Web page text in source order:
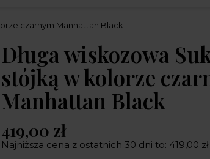
czarnym Manhattan Black
Długa wiskozowa
stójką w kolorze
Manhattan Black
419,00 zł
Najniższa cena z ostatnich 30 dni to: 419,00 zł